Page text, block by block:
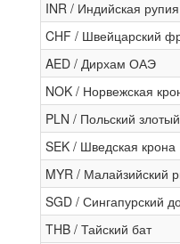
INR / Индийская рупия
CHF / Швейцарский
AED / Дирхам ОАЭ
NOK / Норвежская
PLN / Польский злотый
SEK / Шведская крона
MYR / Малайзийский
SGD / Сингапурский
THB / Тайский бат